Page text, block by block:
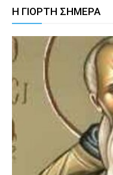
Η ΓΙΟΡΤΗ ΣΗΜΕΡΑ